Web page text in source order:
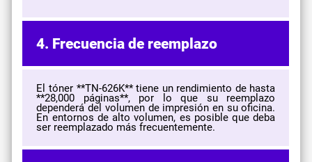
4. Frecuencia de reemplazo
El tóner **TN-626K** tiene un rendimiento de hasta
**28,000 páginas**, por lo que su reemplazo
dependerá del volumen de impresión en su oficina.
En entornos de alto volumen, es posible que deba
ser reemplazado más frecuentemente.